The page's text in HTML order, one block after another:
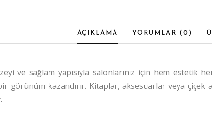
AÇIKLAMA YORUMLAR ( 0 )
ve sağlam yapısıyla salonlarınız için hem estetik
görünüm kazandırır. Kitaplar, aksesuarlar veya